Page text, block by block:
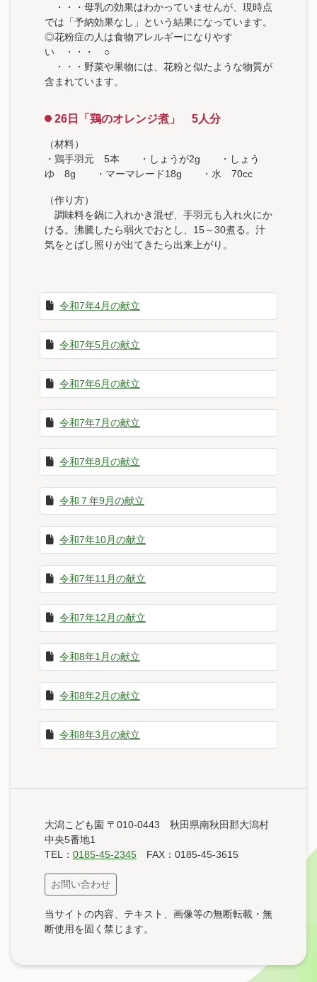
・・・母乳の効果はわかっていませんが、現時点
では「予納効果なし」という結果になっています。
◎花粉症の人は食物アレルギーになりやす
い ・・・ ○
・・・野菜や果物には、花粉と似たような物質が
含まれています。
26日「鶏のオレンジ煮」 5人分
（材料）
・鶏手羽元 5本 ・しょうが2g ・しょう
ゆ 8g ・マーマレード18g ・水 70cc
（作り方）
調味料を鍋に入れかき混ぜ、手羽元も入れ火にか
ける。沸騰したら弱火でおとし、15～30煮る。汁
気をとばし照りが出てきたら出来上がり。
令和7年4月の献立
令和7年5月の献立
令和7年6月の献立
令和7年7月の献立
令和7年8月の献立
令和７年9月の献立
令和7年10月の献立
令和7年11月の献立
令和7年12月の献立
令和8年1月の献立
令和8年2月の献立
令和8年3月の献立
大潟こども園 〒010-0443 秋田県南秋田郡大潟村
中央5番地1
TEL： 0185-45-2345 FAX：0185-45-3615
お問い合わせ
当サイトの内容、テキスト、画像等の無断転載・無
断使用を固く禁じます。